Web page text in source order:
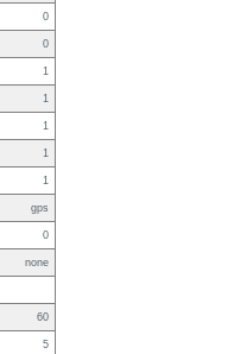
0
0
1
1
1
1
1
gps
0
none
60
5